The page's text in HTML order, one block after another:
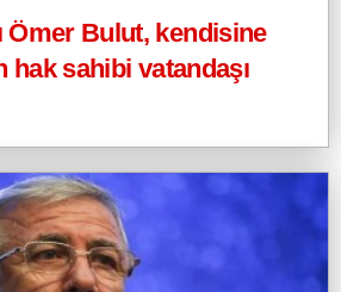
Ömer Bulut, kendisine
hak sahibi vatandaşı